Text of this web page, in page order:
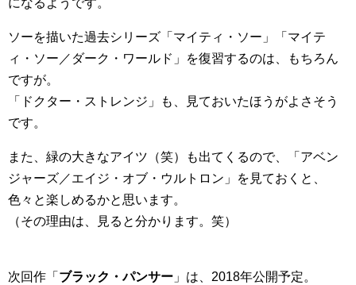
になるようです。
ソーを描いた過去シリーズ「マイティ・ソー」「マイテ
ィ・ソー／ダーク・ワールド」を復習するのは、もちろん
ですが。
「ドクター・ストレンジ」も、見ておいたほうがよさそう
です。
また、緑の大きなアイツ（笑）も出てくるので、「アベン
ジャーズ／エイジ・オブ・ウルトロン」を見ておくと、
色々と楽しめるかと思います。
（その理由は、見ると分かります。笑）
次回作「 ブラック・パンサー 」は、2018年公開予定。